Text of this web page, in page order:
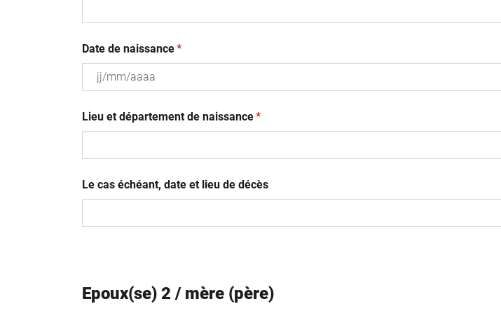
Date de naissance(obligatoire)
*
slash
MM
Lieu et département de naissance(obligatoire)
*
Le cas échéant, date et lieu de décès
Epoux(se) 2 / mère (père)